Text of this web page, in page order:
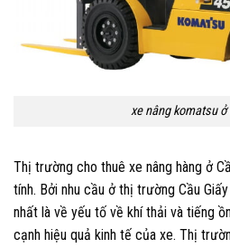
xe nâng komatsu ở
Thị trường cho thuê xe nâng hàng ở
tính. Bởi nhu cầu ở thị trường Cầu
nhất là về yếu tố về khí thải và tiếng
cạnh hiệu quả kinh tế của xe. Thị